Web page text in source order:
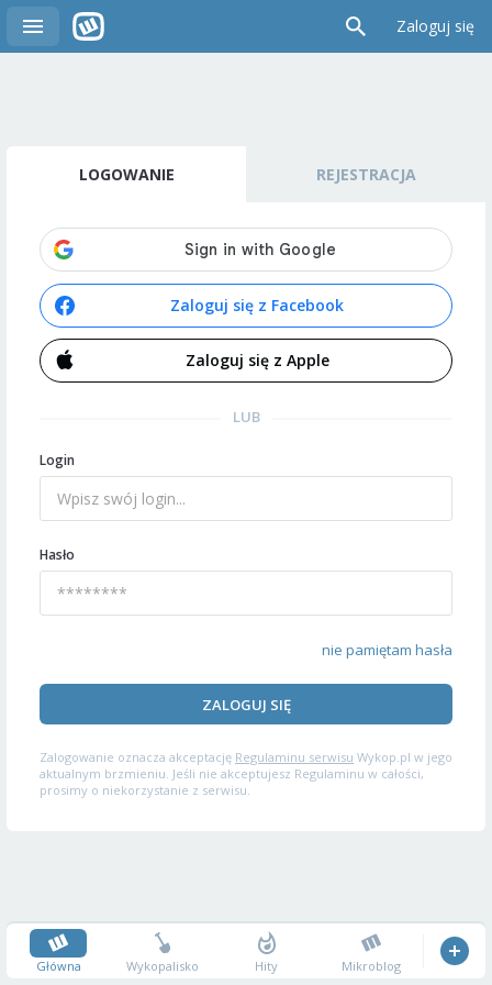
Zaloguj się
LOGOWANIE REJESTRACJA
Zaloguj się z Facebook
Zaloguj się z Apple
LUB
Login
Hasło
nie pamiętam hasła
ZALOGUJ SIĘ
Zalogowanie oznacza akceptację Regulaminu serwisu Wykop.pl w jego
aktualnym brzmieniu. Jeśli nie akceptujesz Regulaminu w całości,
prosimy o niekorzystanie z serwisu.
Główna Wykopalisko Hity Mikroblog